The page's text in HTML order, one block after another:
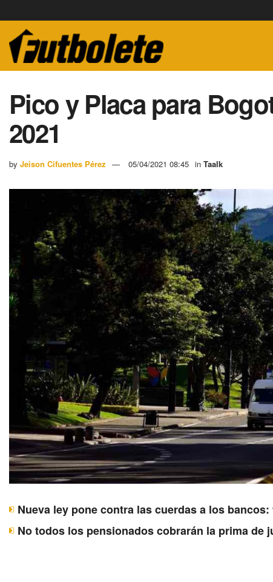
Pico y Placa para
2021
by Jeison Cifuentes Pérez 05/04/2021 08:45 in Taalk
Nueva ley pone contra las cuerdas a los
No todos los pensionados cobrarán la prima de